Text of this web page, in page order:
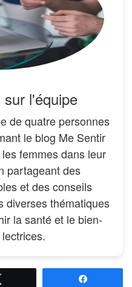
l'équipe
de quatre personnes
le blog Me Sentir
femmes dans leur
partageant des
et des conseils
diverses thématiques
la santé et le bien-